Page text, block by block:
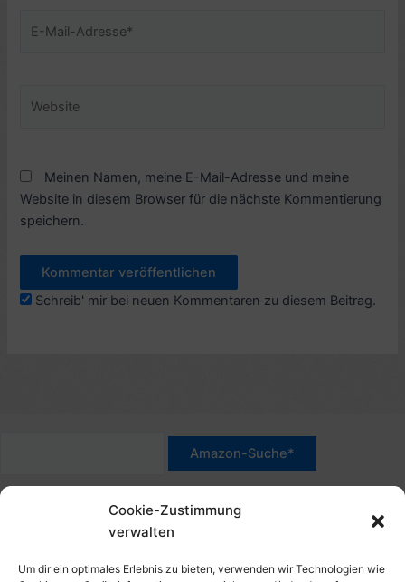
Cookie-Zustimmung
verwalten
Um dir ein optimales Erlebnis zu bieten, verwenden wir Technologien wie
Mail-
Meinen Namen, meine E-Mail-Adresse und meine
Website in diesem Browser für die nächste Kommentierung
speichern.
Schreib' mir bei neuen Kommentaren zu diesem Beitrag.
*Werbehinweis für Links mit Hinweis "Amazon-Werbelink(s)",
"Amazon-Suche" und/oder mit Sternchen (*): Das sind Affiliate-
Link. Wenn Du auf der verlinkten Website etwas kaufst, erhalte